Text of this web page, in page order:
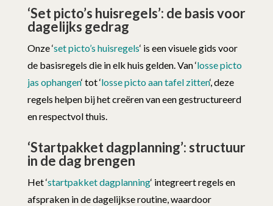
‘Set picto’s huisregels’: de basis voor
dagelijks gedrag
Onze ‘set picto’s huisregels‘ is een visuele gids voor
de basisregels die in elk huis gelden. Van ‘losse picto
jas ophangen‘ tot ‘losse picto aan tafel zitten‘, deze
regels helpen bij het creëren van een gestructureerd
en respectvol thuis.
‘Startpakket dagplanning’: structuur
in de dag brengen
Het ‘startpakket dagplanning‘ integreert regels en
afspraken in de dagelijkse routine, waardoor